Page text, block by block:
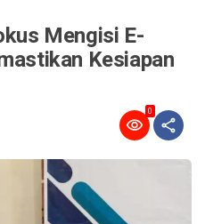
Mengisi E-
Kesiapan
0